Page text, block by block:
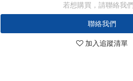
若想購買，請聯絡我們
聯絡我們
加入追蹤清單